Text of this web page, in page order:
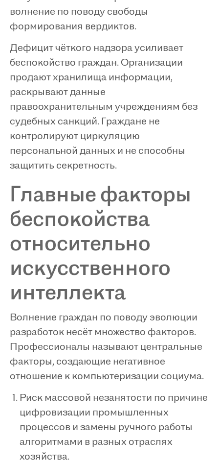
волнение по поводу свободы
формирования вердиктов.
Дефицит чёткого надзора усиливает
беспокойство граждан. Организации
продают хранилища информации,
раскрывают данные
правоохранительным учреждениям без
судебных санкций. Граждане не
контролируют циркуляцию
персональной данных и не способны
защитить секретность.
Главные факторы
беспокойства
относительно
искусственного
интеллекта
Волнение граждан по поводу эволюции
разработок несёт множество факторов.
Профессионалы называют центральные
факторы, создающие негативное
отношение к компьютеризации социума.
Риск массовой незанятости по причине
цифровизации промышленных
процессов и замены ручного работы
алгоритмами в разных отраслях
хозяйства.